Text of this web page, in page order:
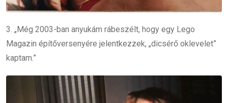
3. „Még 2003-ban anyukám rábeszélt, hogy egy Lego
Magazin építőversenyére jelentkezzek, „dicsérő oklevelet”
kaptam.”